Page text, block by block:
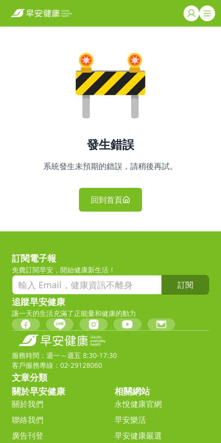
發生錯誤
系統發生未預期的錯誤，請稍後再試。
回到首頁
訂閱電子報
免費訂閱早安，開始健康新生活！
訂閱
追蹤早安健康
讓一天的生活充滿了正能量和健康的動力
服務時間：週一～週五 8:30-17:30
客戶服務專線：02-29128060
文章分類
關於早安健康
關於我們
聯絡我們
廣告刊登
相關網站
永悅健康官網
早安樂活
早安健康嚴選